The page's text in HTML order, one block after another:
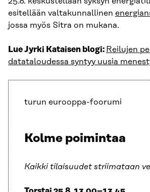
esitellään valtakunnallinen
jossa myös Sitra on mukana.
Lue Jyrki Kataisen blogi: Reilujen
datataloudessa syntyy uusia
turun eurooppa-foorumi
Kolme poimintaa
Kaikki tilaisuudet striimataan